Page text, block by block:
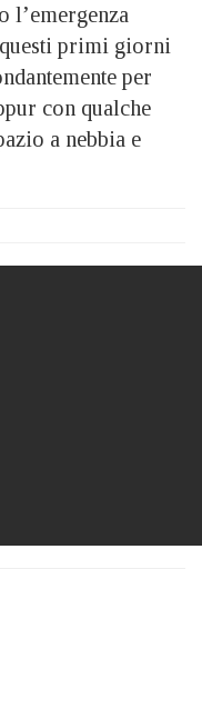
l’emergenza
primi giorni
per
con qualche
a nebbia e